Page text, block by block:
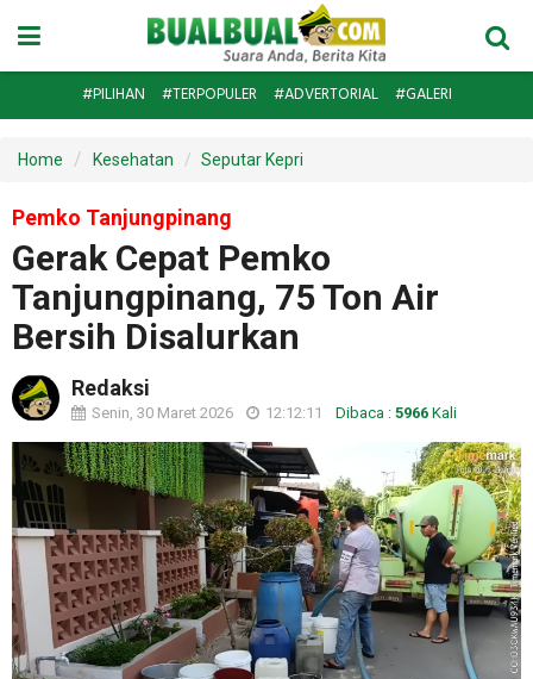
#PILIHAN #TERPOPULER #ADVERTORIAL #GALERI
Home Kesehatan Seputar Kepri
Pemko Tanjungpinang
Gerak Cepat Pemko
Tanjungpinang, 75 Ton Air
Bersih Disalurkan
Redaksi
Senin, 30 Maret 2026 12:12:11 Dibaca : 5966 Kali